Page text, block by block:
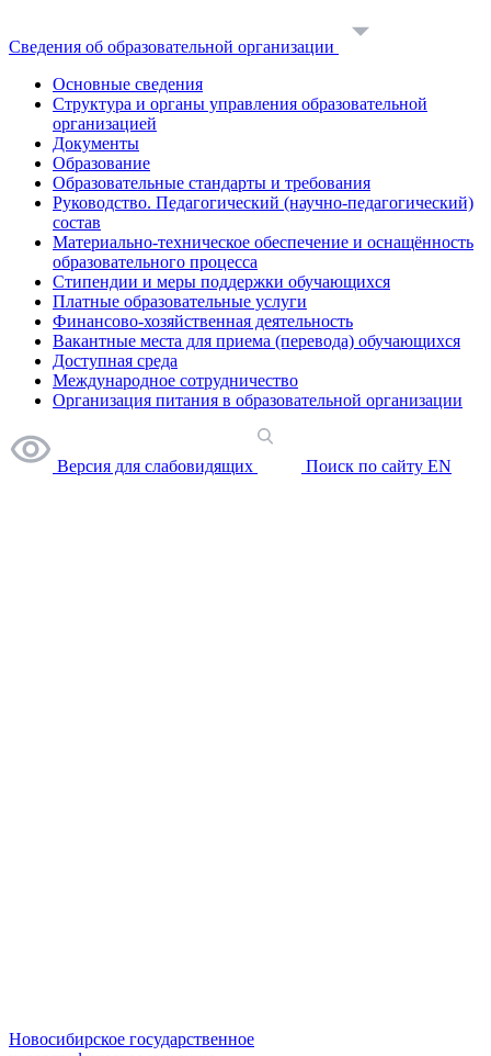
Сведения об образовательной организации
Основные сведения
Структура и органы управления образовательной
организацией
Документы
Образование
Образовательные стандарты и требования
Руководство. Педагогический (научно-педагогический)
состав
Материально-техническое обеспечение и оснащённость
образовательного процесса
Стипендии и меры поддержки обучающихся
Платные образовательные услуги
Финансово-хозяйственная деятельность
Вакантные места для приема (перевода) обучающихся
Доступная среда
Международное сотрудничество
Организация питания в образовательной организации
Версия для слабовидящих Поиск по сайту EN
Новосибирское государственное